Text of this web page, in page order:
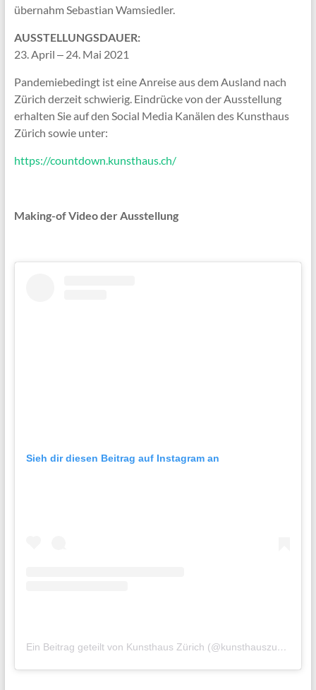
übernahm Sebastian Wamsiedler.
AUSSTELLUNGSDAUER:
23. April ‒ 24. Mai 2021
Pandemiebedingt ist eine Anreise aus dem Ausland nach
Zürich derzeit schwierig. Eindrücke von der Ausstellung
erhalten Sie auf den Social Media Kanälen des Kunsthaus
Zürich sowie unter:
https://countdown.kunsthaus.ch/
Making-of Video der Ausstellung
Sieh dir diesen Beitrag auf Instagram an
Ein Beitrag geteilt von Kunsthaus Zürich (@kunsthauszuerich)